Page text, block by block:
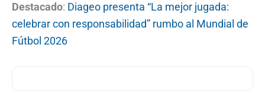
Destacado: Diageo presenta “La mejor jugada:
celebrar con responsabilidad” rumbo al Mundial de
Fútbol 2026